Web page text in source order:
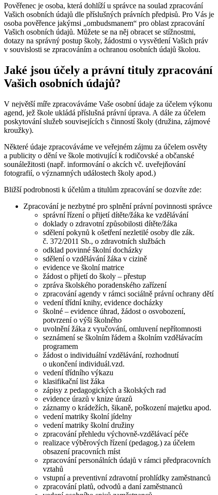
Pověřenec je osoba, která dohlíží u správce na soulad zpracování
Vašich osobních údajů dle příslušných právních předpisů. Pro Vás je
osoba pověřence jakýmsi „ombudsmanem“ pro oblast zpracování
Vašich osobních údajů. Můžete se na něj obracet se stížnostmi,
dotazy na správný postup školy, žádostmi o vysvětlení Vašich práv
v souvislosti se zpracováním a ochranou osobních údajů školou.
Jaké jsou účely a právní tituly zpracování
Vašich osobních údajů?
V největší míře zpracováváme Vaše osobní údaje za účelem výkonu
agend, jež škole ukládá příslušná právní úprava. A dále za účelem
poskytování služeb souvisejících s činností školy (družina, zájmové
kroužky).
Některé údaje zpracováváme ve veřejném zájmu za účelem osvěty
a publicity o dění ve škole motivující k rodičovské a občanské
sounáležitosti (např. informování o akcích vč. uveřejňování
fotografií, o významných událostech školy apod.)
Bližší podrobnosti k účelům a titulům zpracování se dozvíte zde:
Zpracování je nezbytné pro splnění právní povinnosti správce
správní řízení o přijetí dítěte/žáka ke vzdělávání
doklady o zdravotní způsobilosti dítěte/žáka
sdělení pokynů k ošetření nezletilé osoby dle zák.
č. 372/2011 Sb., o zdravotních službách
odklad povinné školní docházky
sdělení o vzdělávání žáka v cizině
evidence ve školní matrice
žádost o přijetí do školy – přestup
zpráva školského poradenského zařízení
zpracování agendy v rámci sociálně právní ochrany dětí
vedení třídní knihy, evidence docházky
školné – evidence úhrad, žádost o osvobození,
potvrzení o výši školného
uvolnění žáka z vyučování, omluvení nepřítomnosti
seznámení se školním řádem a školním vzdělávacím
programem
žádost o individuální vzdělávání, rozhodnutí
o ukončení individuál.vzd.
vedení třídního výkazu
klasifikační list žáka
zápisy z pedagogických a školských rad
evidence úrazů v knize úrazů
záznamy o krádežích, šikaně, poškození majetku apod.
vedení matriky školní jídelny
vedení matriky školní družiny
zpracování přehledu výchovně-vzdělávací péče
realizace výběrových řízení (pedagog.) za účelem
obsazení pracovních míst
zpracování personálních údajů v rámci předpracovních
vztahů
vstupní a preventivní zdravotní prohlídky zaměstnanců
zpracování platů, odvodů a daní zaměstnanců